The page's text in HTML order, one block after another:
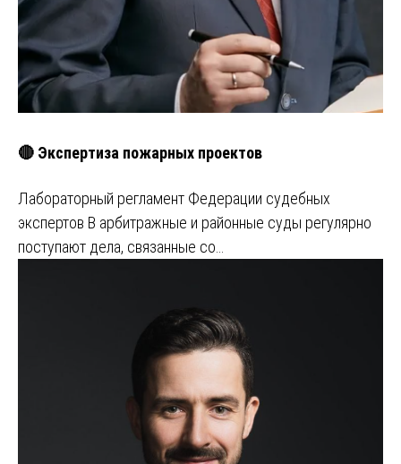
🔴 Экспертиза пожарных проектов
Лабораторный регламент Федерации судебных
экспертов В арбитражные и районные суды регулярно
поступают дела, связанные со…